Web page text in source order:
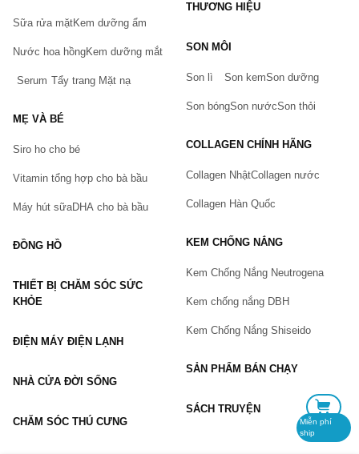
Miễn phí
ship
Bạn gặp vấn đề về sản phẩm hay mua hàng?
Hãy báo lỗi cho chúng tôi. Hoặc gọi cho chúng tôi qua số
Vấn đề(*)
Sữa rửa mặtKem dưỡng ẩm
Nước hoa hồngKem dưỡng mắt
Serum Tẩy trang Mặt nạ
MẸ VÀ BÉ
Siro ho cho bé
Vitamin tổng hợp cho bà bầu
Máy hút sữaDHA cho bà bầu
ĐỒNG HỒ
THIẾT BỊ CHĂM SÓC SỨC
KHỎE
ĐIỆN MÁY ĐIỆN LẠNH
NHÀ CỬA ĐỜI SỐNG
CHĂM SÓC THÚ CƯNG
THƯƠNG HIỆU
SON MÔI
Son lì Son kemSon dưỡng
Son bóngSon nướcSon thỏi
COLLAGEN CHÍNH HÃNG
Collagen NhậtCollagen nước
Collagen Hàn Quốc
KEM CHỐNG NẮNG
Kem Chống Nắng Neutrogena
Kem chống nắng DBH
Kem Chống Nắng Shiseido
SẢN PHẨM BÁN CHẠY
SÁCH TRUYỆN